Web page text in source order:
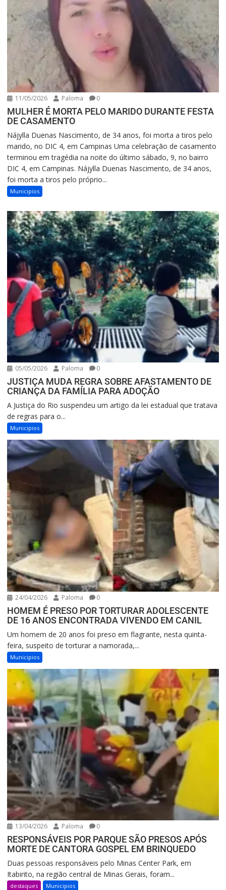
11/05/2026 Paloma 0
MULHER É MORTA PELO MARIDO DURANTE FESTA
DE CASAMENTO
Nájylla Duenas Nascimento, de 34 anos, foi morta a tiros pelo
marido, no DIC 4, em Campinas Uma celebração de casamento
terminou em tragédia na noite do último sábado, 9, no bairro
DIC 4, em Campinas. Nájylla Duenas Nascimento, de 34 anos,
foi morta a tiros pelo próprio...
Municipios
05/05/2026 Paloma 0
JUSTIÇA MUDA REGRA SOBRE AFASTAMENTO DE
CRIANÇA DA FAMÍLIA PARA ADOÇÃO
A Justiça do Rio suspendeu um artigo da lei estadual que tratava
de regras para o...
Municipios
24/04/2026 Paloma 0
HOMEM É PRESO POR TORTURAR ADOLESCENTE
DE 16 ANOS ENCONTRADA VIVENDO EM CANIL
Um homem de 20 anos foi preso em flagrante, nesta quinta-
feira, suspeito de torturar a namorada,...
Municipios
13/04/2026 Paloma 0
RESPONSÁVEIS POR PARQUE SÃO PRESOS APÓS
MORTE DE CANTORA GOSPEL EM BRINQUEDO
Duas pessoas responsáveis pelo Minas Center Park, em
Itabirito, na região central de Minas Gerais, foram...
destaques Municipios